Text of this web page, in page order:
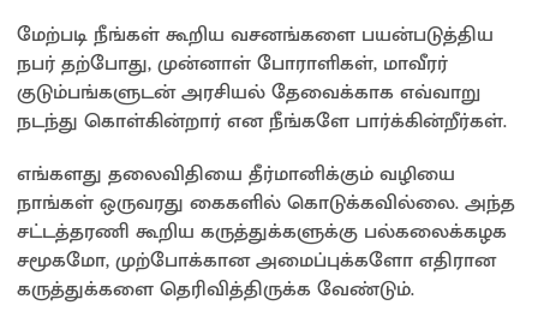
மேற்படி நீங்கள் கூறிய வசனங்களை பயன்படுத்திய
நபர் தற்போது, முன்னாள் போராளிகள், மாவீரர்
குடும்பங்களுடன் அரசியல் தேவைக்காக எவ்வாறு
நடந்து கொள்கின்றார் என நீங்களே பார்க்கின்றீர்கள்.
எங்களது தலைவிதியை தீர்மானிக்கும் வழியை
நாங்கள் ஒருவரது கைகளில் கொடுக்கவில்லை. அந்த
சட்டத்தரணி கூறிய கருத்துக்களுக்கு பல்கலைக்கழக
சமூகமோ, முற்போக்கான அமைப்புக்களோ எதிரான
கருத்துக்களை தெரிவித்திருக்க வேண்டும்.